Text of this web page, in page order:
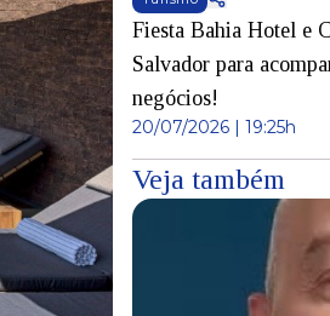
Fiesta Bahia Hotel e
Salvador para
negócios!
20/07/2026 | 19:25h
Veja também